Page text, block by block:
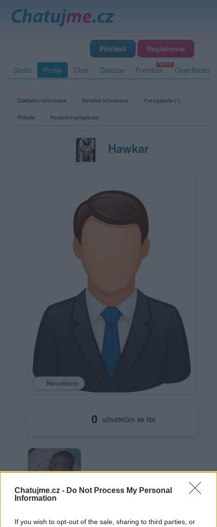
Chatujme.cz - Do Not Process My Personal
Information
If you wish to opt-out of the sale, sharing to third parties, or
Přihlásit Registrovat
Domů Profily Chat Diskuze Premium Chat Rádio
Základní informace Detailní informace Fotogalerie (1)
Přátelé Poslední příspěvky
Hawkar
Neověřeno
0 uživatelům se líbí
P